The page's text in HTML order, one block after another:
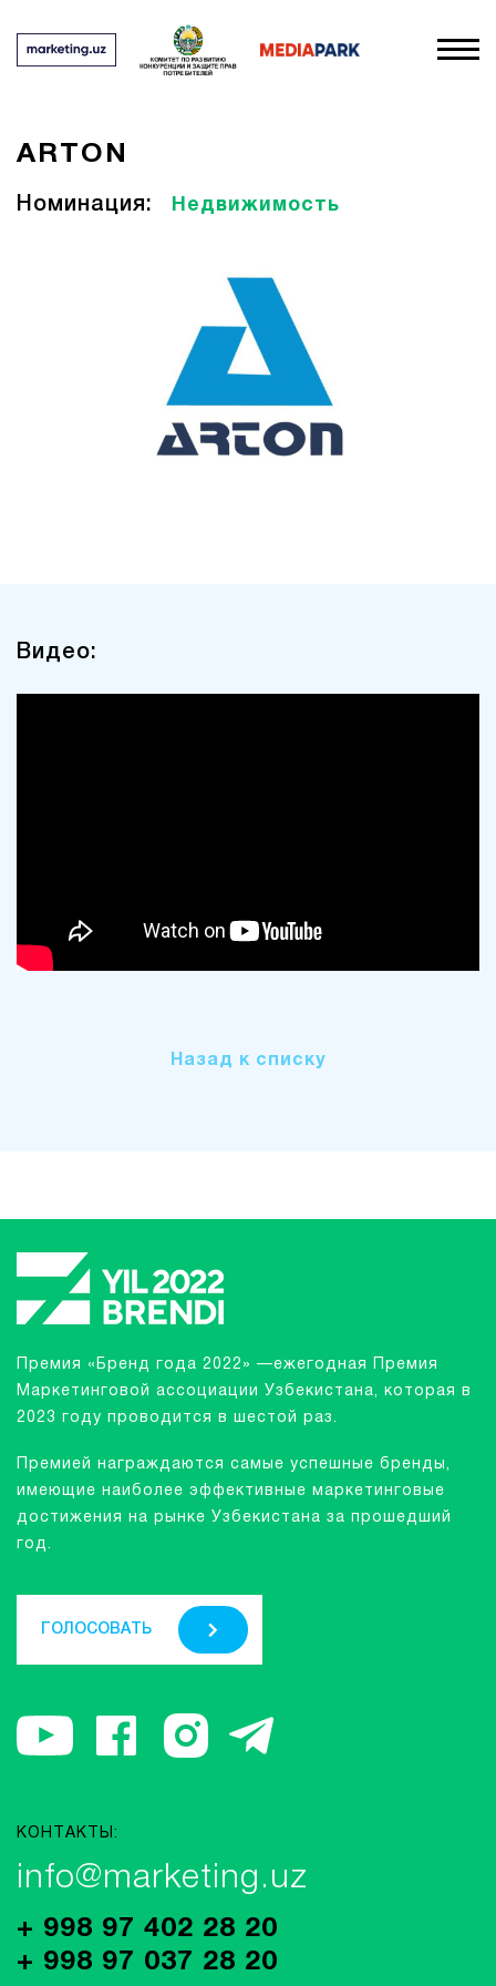
ARTON
Номинация: Недвижимость
Видео:
Назад к списку
Премия «Бренд года 2022» —ежегодная Премия
Маркетинговой ассоциации Узбекистана, которая в
2023 году проводится в шестой раз.
Премией награждаются самые успешные бренды,
имеющие наиболее эффективные маркетинговые
достижения на рынке Узбекистана за прошедший
год.
ГОЛОСОВАТЬ
КОНТАКТЫ:
info@marketing.uz
+ 998 97 402 28 20
+ 998 97 037 28 20